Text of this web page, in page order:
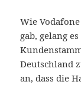
Wie
gab, gelang
Deutschland
an, dass die